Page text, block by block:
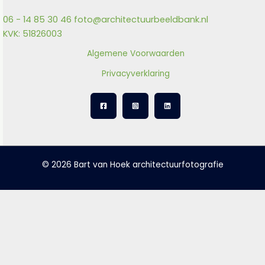
06 - 14 85 30 46 foto@architectuurbeeldbank.nl
KVK: 51826003
Algemene Voorwaarden
Privacyverklaring
© 2026 Bart van Hoek architectuurfotografie